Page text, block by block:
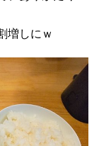
増しにｗ